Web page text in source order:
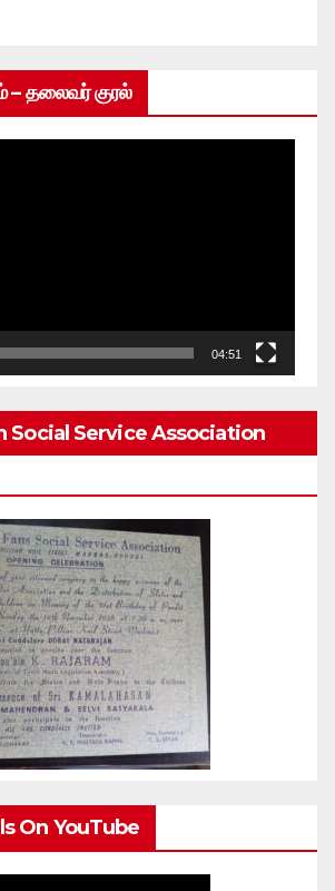
– தலைவர் குரல்
04:51
Social Service Association
On YouTube